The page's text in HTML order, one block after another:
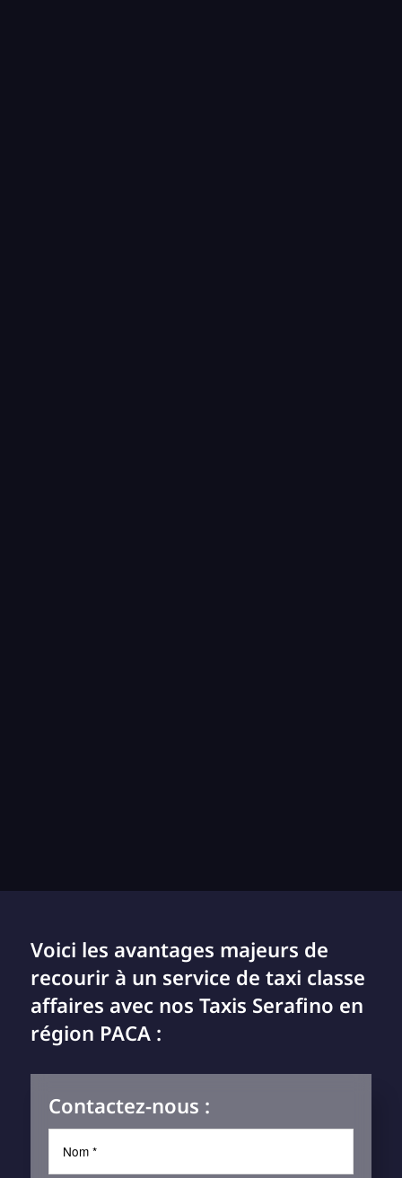
Voici les avantages majeurs de
recourir à un service de taxi classe
affaires avec nos Taxis Serafino en
région PACA :
Contactez-nous :